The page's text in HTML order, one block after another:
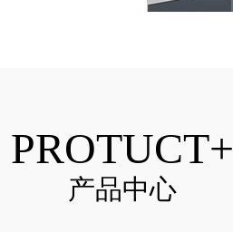
PROTUCT+
产品中心